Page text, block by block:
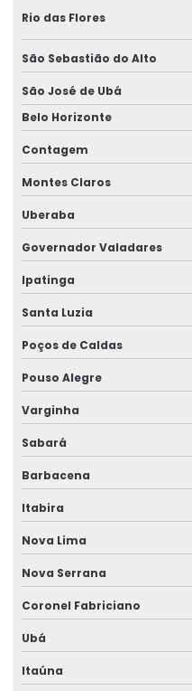
Etiquetas Para Roupas Com
Etiquetas Personalizadas
Etiquetas Proporcionais A
Etiquetas Resistentes À Água
Fabricação De Etiquetas
Fabricação De Etiquetas De
Fabricante De Etiquetas Para
Fabricante De Rótulos
Fabricante De Rótulos
Fornecedor De Etiquetas Para
Fornecedor De Etiquetas
Fornecedor De Rótulos
Fornecedor De Rótulos Para
Fornecedores De Etiquetas
Fornecimento De Ribbon Em
Impressão De Etiquetas
Impressão De Etiquetas
Rio das Flores
São Sebastião do Alto
São José de Ubá
Belo Horizonte
Contagem
Montes Claros
Uberaba
Governador Valadares
Ipatinga
Santa Luzia
Poços de Caldas
Pouso Alegre
Varginha
Sabará
Barbacena
Itabira
Nova Lima
Nova Serrana
Coronel Fabriciano
Ubá
Itaúna